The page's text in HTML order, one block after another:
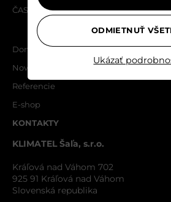
ČASTO KLADENÉ OTÁZKY
NAVIGÁCIA
Domov
Novinky
Referencie
E-shop
KONTAKTY
KLIMATEL Šaľa, s.r.o.
Kráľová nad Váhom 702
925 91 Kráľová nad Váhom
Slovenská republika
Ukázať
ODMIETNUŤ